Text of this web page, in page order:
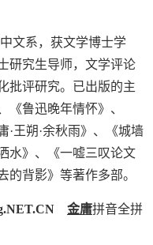
文系，获文学博士学
研究生导师，文学评论
批评研究。已出版的主
《鲁迅晚年情怀》、
·王朔·余秋雨》、《城墙
水》、《一嘘三叹论文
的背影》等著作多部。
金庸拼音全拼